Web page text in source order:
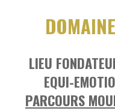
LIEU
EQUI-
PARCOURS